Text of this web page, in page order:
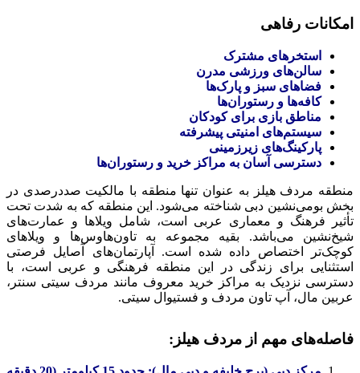
امکانات رفاهی
استخرهای مشترک
سالن‌های ورزشی مدرن
فضاهای سبز و پارک‌ها
کافه‌ها و رستوران‌ها
مناطق بازی برای کودکان
سیستم‌های امنیتی پیشرفته
پارکینگ‌های زیرزمینی
دسترسی آسان به مراکز خرید و رستوران‌ها
منطقه مردف هیلز به عنوان تنها منطقه با مالکیت صددرصدی در
بخش بومی‌نشین دبی شناخته می‌شود. این منطقه که به شدت تحت
تأثیر فرهنگ و معماری عربی است، شامل ویلاها و عمارت‌های
شیخ‌نشین می‌باشد. بقیه مجموعه به تاون‌هاوس‌ها و ویلاهای
کوچک‌تر اختصاص داده شده است. آپارتمان‌های آصایل فرصتی
استثنایی برای زندگی در این منطقه فرهنگی و عربی است، با
دسترسی نزدیک به مراکز خرید معروف مانند مردف سیتی سنتر،
عربین مال، آپ تاون مردف و فستیوال سیتی.
فاصله‌های مهم از مردف هیلز: